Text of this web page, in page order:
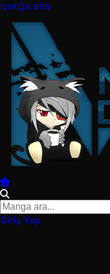
İçeriğe atla
Giriş Yap